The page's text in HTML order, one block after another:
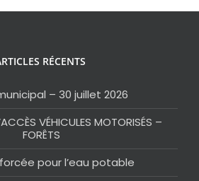
RÉCENTS
– 30 juillet 2026
VÉHICULES MOTORISÉS –
FORÊTS
pour l’eau potable